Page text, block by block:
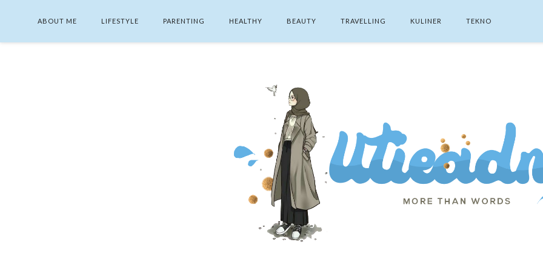
ABOUT ME LIFESTYLE PARENTING HEALTHY BEAUTY TRAVELLING KULINER TEKNO
SEARCH THIS BLOG